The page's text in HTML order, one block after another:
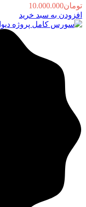
تومان10.000.000
افزودن به سبد خرید